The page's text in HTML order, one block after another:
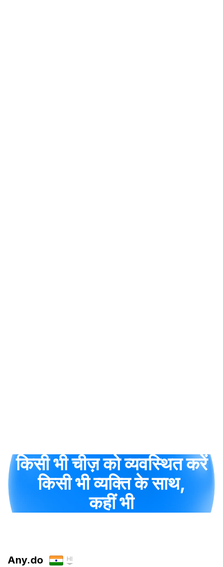
किसी भी चीज़ को व्यवस्थित करें
किसी भी व्यक्ति के साथ,
कहीं भी
Any.do HI